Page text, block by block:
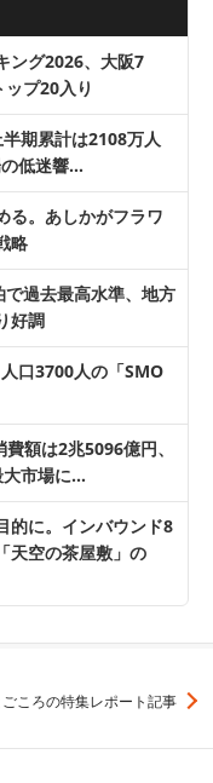
ング2026、大阪7
プ20入り
期累計は2108万人
低迷響…
る。あしかがフラワ
略
過去最高水準、地方
好調
口3700人の「SMO
額は2兆5096億円、
市場に…
的に。インバウンド8
天空の茶屋敷」の
ころの特集レポート記事